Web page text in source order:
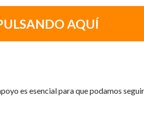
AQUÍ
es esencial para que podamos